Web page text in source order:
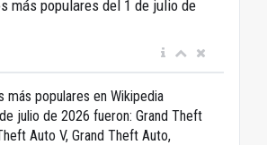
más populares del 1 de julio de
más populares en Wikipedia
julio de 2026 fueron: Grand Theft
Auto V, Grand Theft Auto,